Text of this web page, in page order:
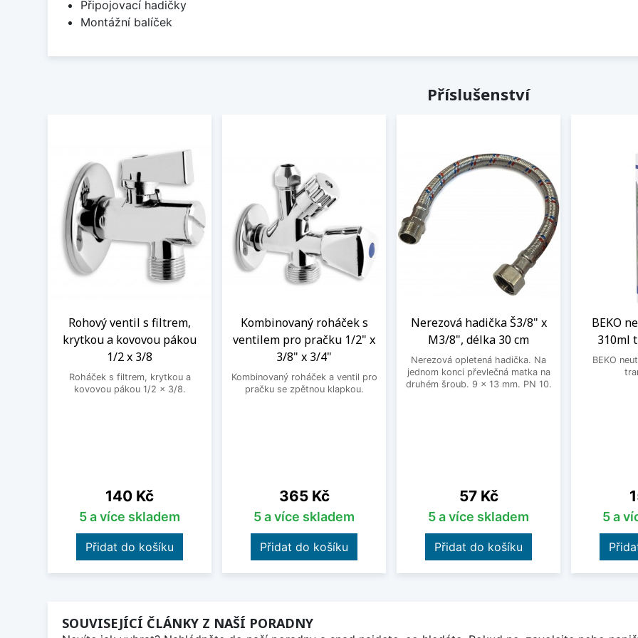
Připojovací hadičky
Montážní balíček
Příslušenství
Rohový ventil s filtrem,
krytkou a kovovou pákou
1/2 x 3/8
Roháček s filtrem, krytkou a
kovovou pákou 1/2 x 3/8.
Cena
140 Kč
5 a více skladem
Přidat do košíku
Kombinovaný roháček s
ventilem pro pračku 1/2" x
3/8" x 3/4"
Kombinovaný roháček a ventil pro
pračku se zpětnou klapkou.
Cena
365 Kč
5 a více skladem
Přidat do košíku
Nerezová hadička Š3/8" x
M3/8", délka 30 cm
Nerezová opletená hadička. Na
jednom konci převlečná matka na
druhém šroub. 9 x 13 mm. PN 10.
Cena
57 Kč
5 a více skladem
Přidat do košíku
BEKO
310ml
BEKO
5 a
SOUVISEJÍCÍ ČLÁNKY Z NAŠÍ PORADNY